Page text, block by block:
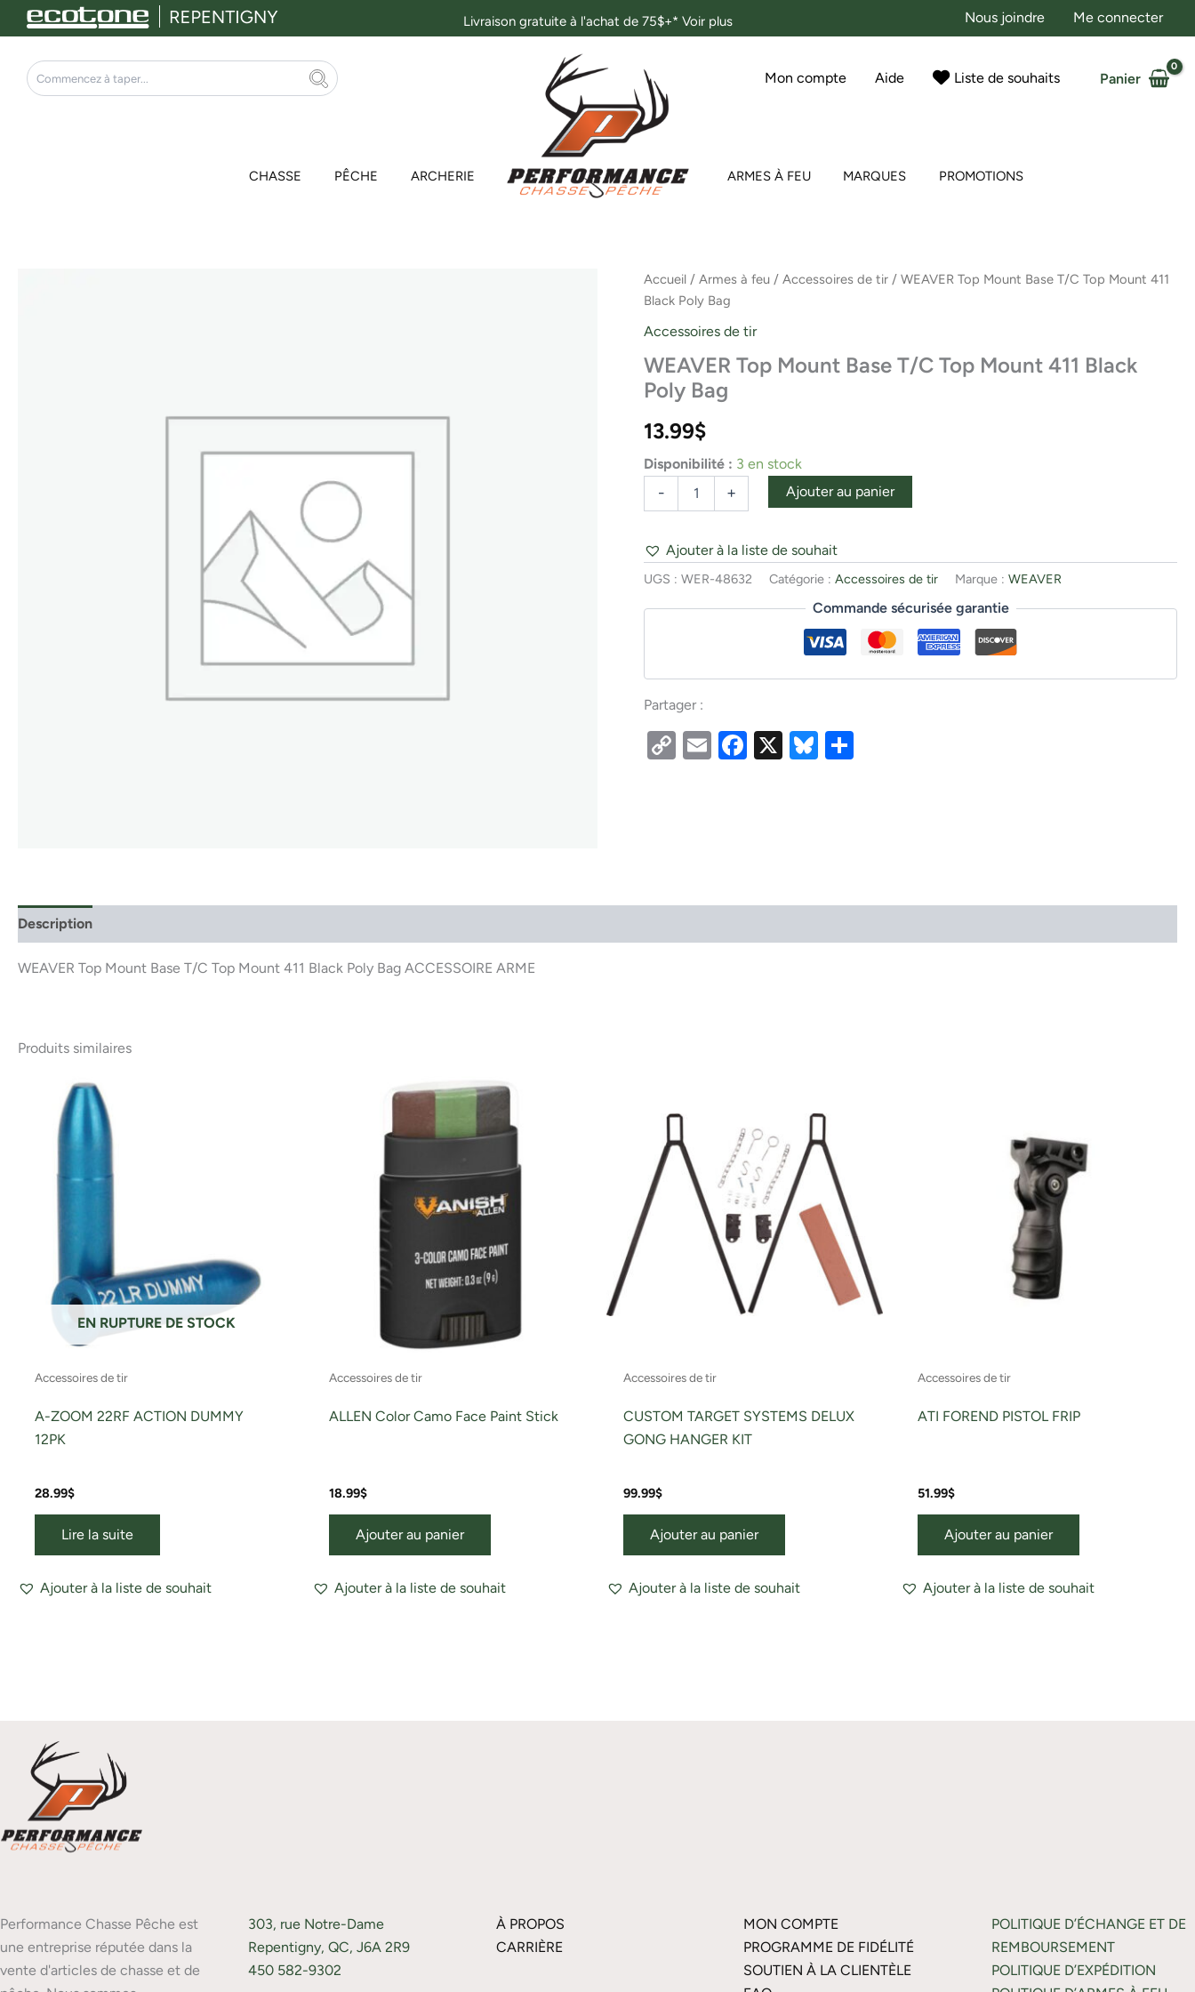
Aller
au
contenu
Livraison gratuite à l'achat de 75$+* Voir plus Nous joindre Me connecter
Rechercher
Mon compte Aide Liste de souhaits Panier
CHASSE PÊCHE ARCHERIE ARMES À FEU MARQUES PROMOTIONS
Accueil /Armes à feu /Accessoires de tir / WEAVER Top Mount Base T/C Top Mount 411
Black Poly Bag
Accessoires de tir
WEAVER Top Mount Base T/C Top Mount 411 Black
Poly Bag
13.99$
Disponibilité : 3 en stock
-
quantité
de
Top
Base
T/C
Top
411
Poly
Bag
+ Ajouter au panier
Ajouter à la liste de souhait
UGS :WER-48632 Catégorie :Accessoires de tir Marque :WEAVER
Commande sécurisée garantie
Partager :
CopyEmailFacebook
X Bluesky
Description
WEAVER Top Mount Base T/C Top Mount 411 Black Poly Bag ACCESSOIRE ARME
Produits similaires
EN RUPTURE DE STOCK
Accessoires de tir
A-ZOOM 22RF ACTION DUMMY
12PK
28.99$
Lire la suite
Ajouter à la liste de souhait
Accessoires de tir
ALLEN Color Camo Face Paint Stick
18.99$
Ajouter au panier
Ajouter à la liste de souhait
Accessoires de tir
CUSTOM TARGET SYSTEMS DELUX
GONG HANGER KIT
99.99$
Ajouter au panier
Ajouter à la liste de souhait
Accessoires de tir
ATI FOREND PISTOL FRIP
51.99$
Ajouter au panier
Ajouter à la liste de souhait
Performance Chasse Pêche est
une entreprise réputée dans la
vente d'articles de chasse et de
303, rue Notre-Dame
Repentigny, QC, J6A 2R9
450 582-9302
À PROPOS
CARRIÈRE
MON COMPTE
PROGRAMME DE FIDÉLITÉ
SOUTIEN À LA CLIENTÈLE
POLITIQUE D’ÉCHANGE ET DE
REMBOURSEMENT
POLITIQUE D’EXPÉDITION